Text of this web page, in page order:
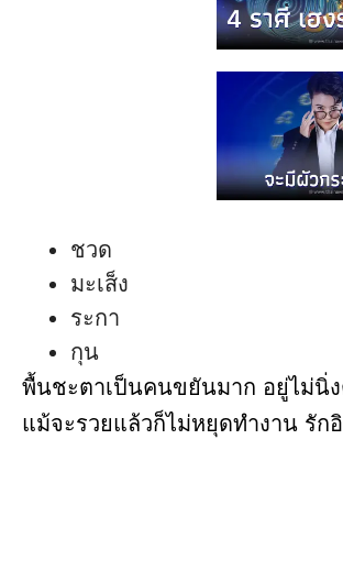
ชวด
มะเส็ง
ระกา
กุน
พื้นชะตาเป็นคนขยันมาก อยู่ไม่นิ่ง
แม้จะรวยแล้วก็ไม่หยุดทำงาน รัก